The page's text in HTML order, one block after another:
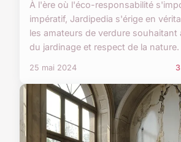
À l'ère où l'éco-responsabilité
impératif, Jardipedia s'érige en
les amateurs de verdure souhaitant
du jardinage et respect de la
25 mai 2024